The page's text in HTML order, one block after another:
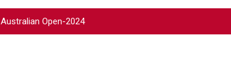
Australian Open-2024